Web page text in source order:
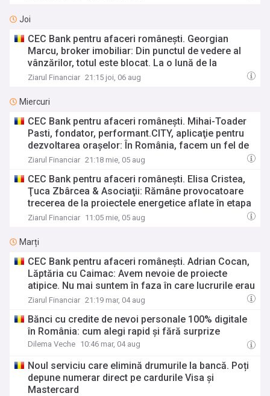
o ţară de milionari dacă statul ar face 50% din ce
Joi
CEC Bank pentru afaceri româneşti. Georgian
Marcu, broker imobiliar: Din punctul de vedere al
vânzărilor, totul este blocat. La o lună de la
căderea ANCPI, piaţa rezidenţială stă pe loc
Ziarul Financiar 21:15 joi, 06 aug
Miercuri
CEC Bank pentru afaceri româneşti. Mihai-Toader
Pasti, fondator, performant.CITY, aplicaţie pentru
dezvoltarea oraşelor: În România, facem un fel de
administraţie a oraşelor fără GPS, pe bază de
această complexitate este un plus pentru o soluţie
ca a noastră
Ziarul Financiar 21:18 mie, 05 aug
CEC Bank pentru afaceri româneşti. Elisa Cristea,
Ţuca Zbârcea & Asociaţii: Rămâne provocatoare
trecerea de la proiectele energetice aflate în etapa
de dezvoltare la puneri în funcţiune. Traseul este în
Ziarul Financiar 11:05 mie, 05 aug
Marți
CEC Bank pentru afaceri româneşti. Adrian Cocan,
Lăptăria cu Caimac: Avem nevoie de proiecte
atipice. Nu mai suntem în faza în care lucrurile erau
atât de simple încât puteau fi dezvoltate de o
Agricultură, Mediu şi Energie la aceeaşi masă, iar
asta complică lucrurile
Ziarul Financiar 21:19 mar, 04 aug
Bănci cu credite de nevoi personale 100% digitale
în România: cum alegi rapid și fără surprize
Dilema Veche 10:46 mar, 04 aug
Noul serviciu care elimină drumurile la bancă. Poți
depune numerar direct pe cardurile Visa și
Mastercard